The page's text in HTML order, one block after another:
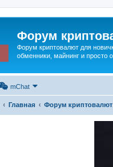
Форум
Форум криптовалют для
обменники, майнинг и просто
mChat
Главная Форум криптовалют